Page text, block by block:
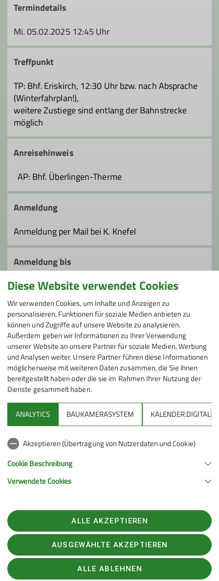
Termindetails
Mi. 05.02.2025 12:45 Uhr
Treffpunkt
TP: Bhf. Eriskirch, 12:30 Uhr bzw. nach Absprache
(Winterfahrplan!),
weitere Zustiege sind entlang der Bahnstrecke
möglich
Anreisehinweis
AP: Bhf. Überlingen-Therme
Anmeldung
Anmeldung per Mail bei K. Knefel
Anmeldung bis
02.02.2025
Preis
Bodo-Gruppen-fahrkarte, zzgl. 5,- € Spende für
Stollen
DAV Infos zu Bergsport allgemein
Deutscher Alpenverein (DAV) Friedrichshafen e.V.
Telefon +49754122361
Datenschutz-Einstellungen
Impressum
Datenschutzerklärung
Teilnahmebedingungen
Diese Website verwendet Cookies
Wir verwenden Cookies, um Inhalte und Anzeigen zu
personalisieren, Funktionen für soziale Medien anbieten zu
können und Zugriffe auf unsere Website zu analysieren.
Außerdem geben wir Informationen zu Ihrer Verwendung
unserer Website an unsere Partner für soziale Medien, Werbung
und Analysen weiter. Unsere Partner führen diese Informationen
möglicherweise mit weiteren Daten zusammen, die Sie ihnen
bereitgestellt haben oder die sie im Rahmen Ihrer Nutzung der
Dienste gesammelt haben.
ANALYTICS BAUKAMERASYSTEM KALENDER.DIGITAL
Akzeptieren (Übertragung von Nutzerdaten und Cookie)
Cookie Beschreibung
Verwendete Cookies
ALLE AKZEPTIEREN
AUSGEWÄHLTE AKZEPTIEREN
ALLE ABLEHNEN